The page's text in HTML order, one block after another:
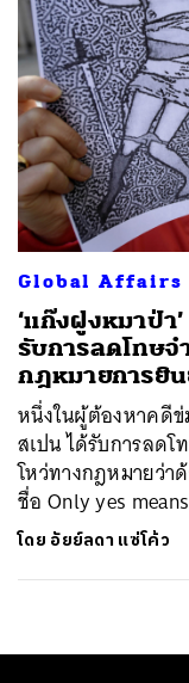
Global Affairs
‘แก๊งฝูงหมาป่า
รับการลดโทษจ
กฎหมายการยิ
หนึ่งในผู้ต้องหาคดีข่
สเปน ได้รับการลดโ
โหว่ทางกฎหมายว่า
ชื่อ Only yes
โดย อัยย์ลดา แซ่โค้ว
ค้นหา
SHARE